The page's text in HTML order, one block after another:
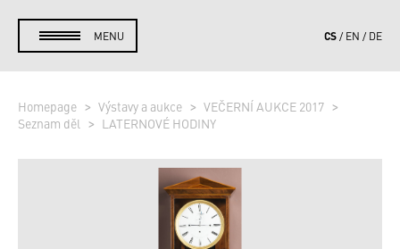
MENU CS EN DE
Homepage Výstavy a aukce
VEČERNÍ AUKCE 2017
Seznam děl
LATERNOVÉ HODINY